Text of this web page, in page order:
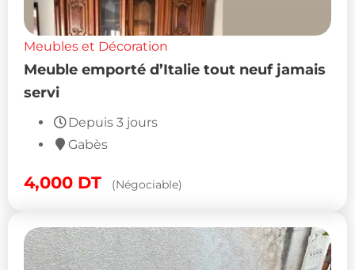
Meubles et Décoration
Meuble emporté d’Italie tout neuf jamais
servi
Depuis 3 jours
Gabès
4,000 DT (Négociable)